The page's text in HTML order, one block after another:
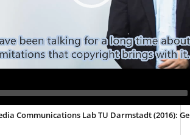
Communications Lab TU Darmstadt (2016):